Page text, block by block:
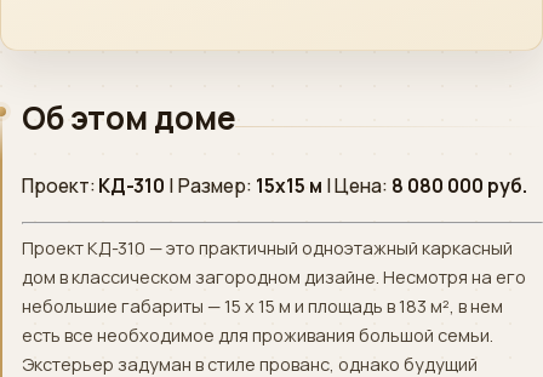
Об этом доме
Проект:КД-310 | Размер: 15х15 м | Цена: 8 080 000 руб.
Проект КД-310 — это практичный одноэтажный каркасный
дом в классическом загородном дизайне. Несмотря на его
небольшие габариты — 15 х 15 м и площадь в 183 м², в нем
есть все необходимое для проживания большой семьи.
Экстерьер задуман в стиле прованс, однако будущий
Сообщество
Instagram ›
Напишите нам ›
ПОЗВОНИТЬ